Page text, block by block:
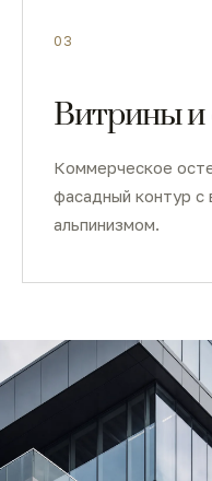
03
Витрины и
Коммерческое
фасадный контур
альпинизмом.